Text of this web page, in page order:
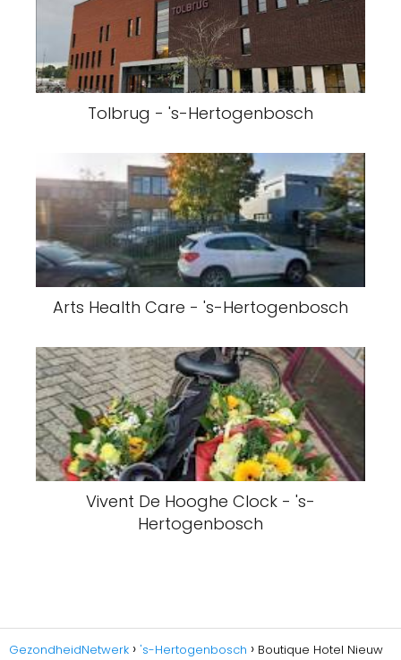
Tolbrug - 's-Hertogenbosch
Arts Health Care - 's-Hertogenbosch
Vivent De Hooghe Clock - 's-
Hertogenbosch
GezondheidNetwerk 's-Hertogenbosch Boutique Hotel Nieuw